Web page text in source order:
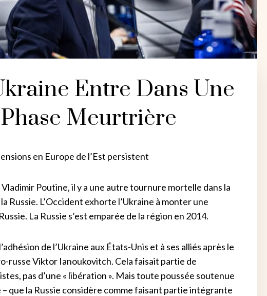
Entre Dans Une
Meurtrière
en Europe de l’Est persistent
Vladimir Poutine, il y a une autre tournure mortelle dans la
Russie. L’Occident exhorte l’Ukraine à monter une
La Russie s’est emparée de la région en 2014.
de l’Ukraine aux États-Unis et à ses alliés après le
russe Viktor Ianoukovitch. Cela faisait partie de
pas d’une « libération ». Mais toute poussée soutenue
que la Russie considère comme faisant partie intégrante